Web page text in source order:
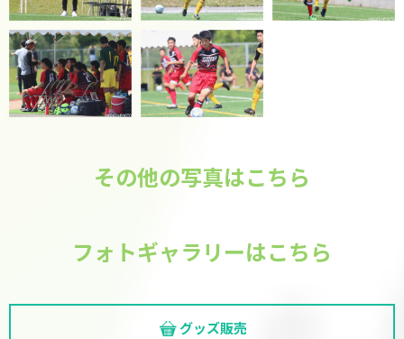
その他の写真はこちら
フォトギャラリーはこちら
グッズ販売